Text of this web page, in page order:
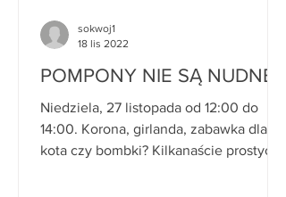
POMPONY NIE SĄ NUDNE!
Niedziela, 27 listopada od 12:00 do
14:00. Korona, girlanda, zabawka dla
kota czy bombki? Kilkanaście prostych
sokwoj1
18 lis 2022